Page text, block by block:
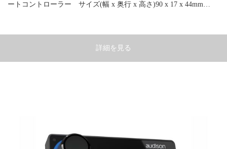
ートコントローラー サイズ(幅 x 奥行 x 高さ)90 x 17 x 44mm…
詳細を見る